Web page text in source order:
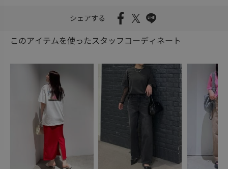
シェアする
このアイテムを使ったスタッフコーディネート